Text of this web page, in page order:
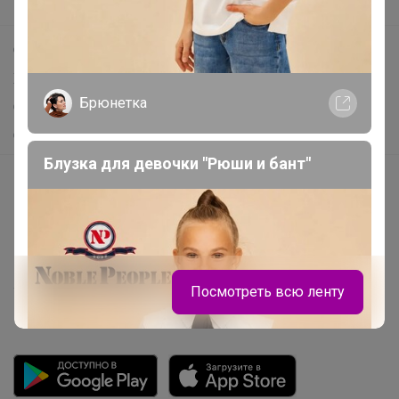
Самое выгодное
Хиты продаж
Самое желанное
Самое быстрое
Picabox.ru - Лучшее место для ваших изображений
Розыгрыш - Генератор случайных чисел
Пульс нашего маркетплейса
Брюнетка
Блузка для девочки "Рюши и бант"
Посмотреть всю ленту